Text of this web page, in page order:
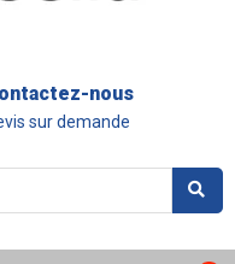
nous
sur demande